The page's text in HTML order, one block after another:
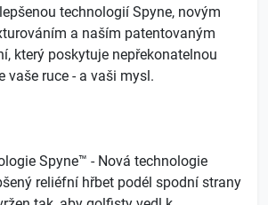
technologií Spyne, novým
a naším patentovaným
který poskytuje nepřekonatelnou
vaše ruce - a vaši mysl.
Spyne™ - Nová technologie
reliéfní hřbet podél spodní strany